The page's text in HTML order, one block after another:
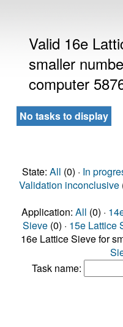
Valid 16e
smaller
computer
No tasks to display
State: All (0) · In
Validation inconclusive
Application: All (0) ·
Sieve (0) · 15e Lattice
16e Lattice Sieve for
Task name: